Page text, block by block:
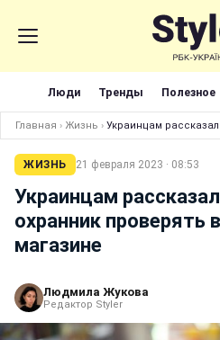
Люди Тренды Полезное
Главная › Жизнь › Украинцам
ЖИЗНЬ 21 февраля 2023 · 08:53
Украинцам
охранник проверять
магазине
Людмила Жукова
Редактор Styler